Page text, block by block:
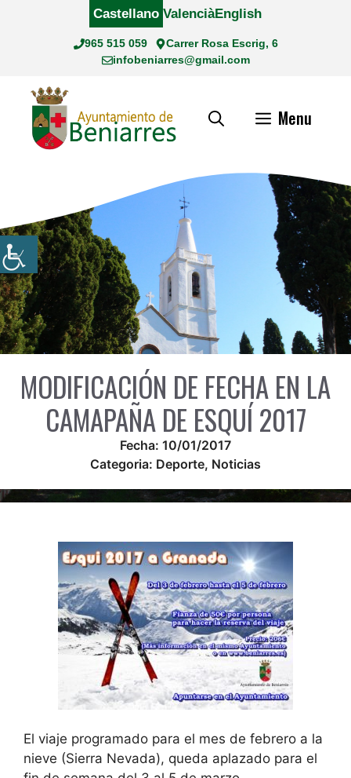
965 515 059
Carrer Rosa Escrig, 6
infobeniarres@gmail.com
Castellano ValenciàEnglish
Menu
MODIFICACIÓN DE FECHA EN LA
CAMAPAÑA DE ESQUÍ 2017
Fecha: 10/01/2017
Categoria: Deporte, Noticias
El viaje programado para el mes de febrero a la
nieve (Sierra Nevada), queda aplazado para el